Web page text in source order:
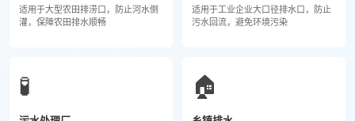
适用于大型农田排涝口，防止河水倒
灌，保障农田排水顺畅
适用于工业企业大口径排水口，防止
污水回流，避免环境污染
🧪 🏠